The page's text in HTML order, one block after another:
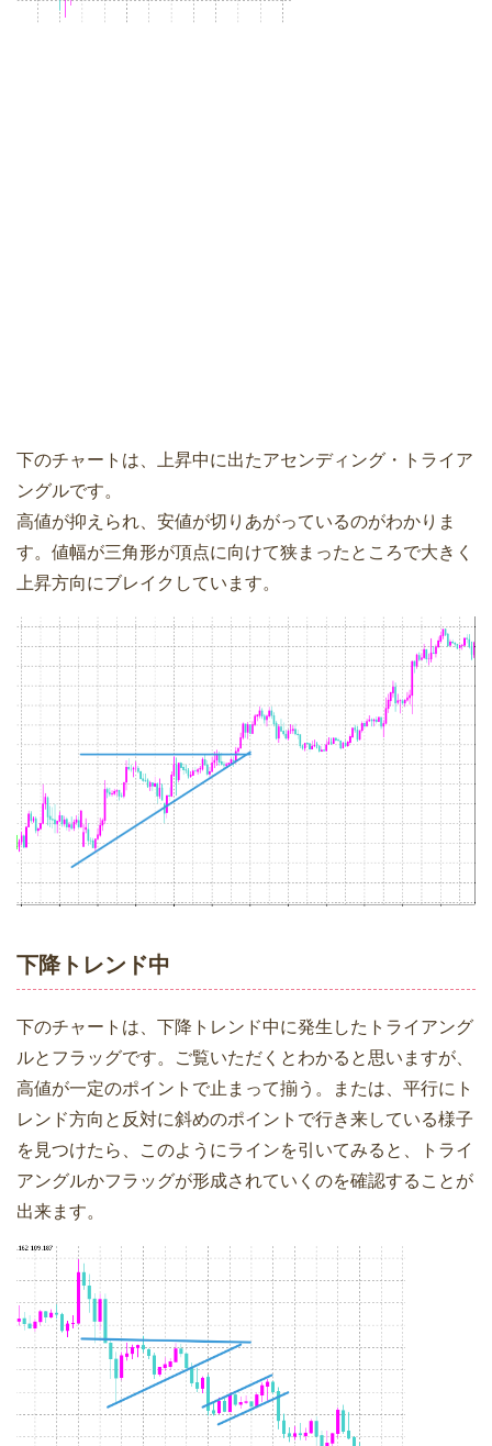
下のチャートは、上昇中に出たアセンディング・トライア
ングルです。
高値が抑えられ、安値が切りあがっているのがわかりま
す。値幅が三角形が頂点に向けて狭まったところで大きく
上昇方向にブレイクしています。
下降トレンド中
下のチャートは、下降トレンド中に発生したトライアング
ルとフラッグです。ご覧いただくとわかると思いますが、
高値が一定のポイントで止まって揃う。または、平行にト
レンド方向と反対に斜めのポイントで行き来している様子
を見つけたら、このようにラインを引いてみると、トライ
アングルかフラッグが形成されていくのを確認することが
出来ます。